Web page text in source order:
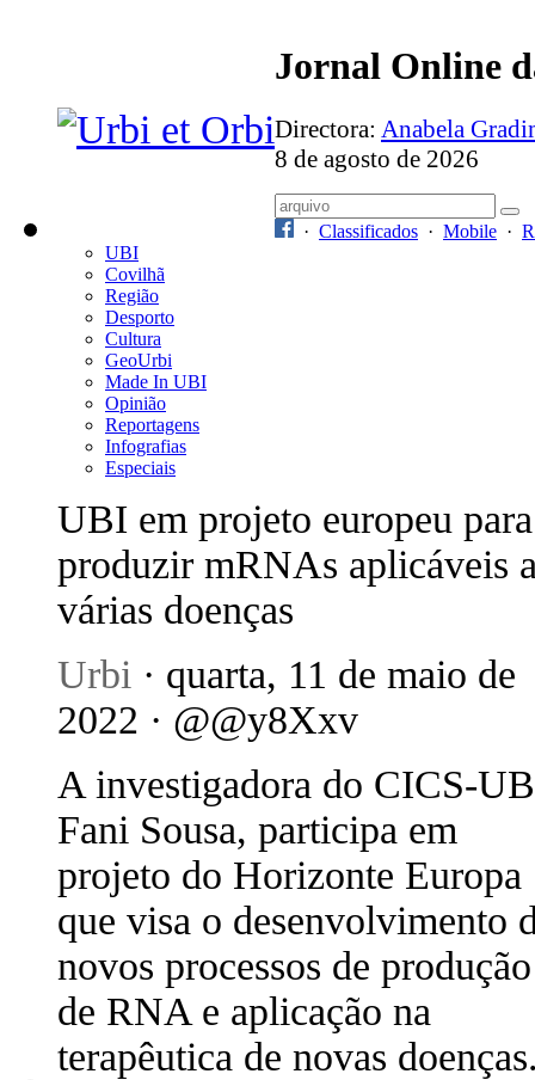
Jornal Online
Directora: Anabela
8 de agosto de 2026
· Classificados · Mobile ·
UBI
Covilhã
Região
Desporto
Cultura
GeoUrbi
Made In UBI
Opinião
Reportagens
Infografias
Especiais
UBI em projeto europeu para
produzir mRNAs aplicáveis
várias doenças
Urbi · quarta, 11 de maio de
2022 · @@y8Xxv
A investigadora do CICS-
Fani Sousa, participa em
projeto do Horizonte Europa
que visa o desenvolvimento
novos processos de produção
de RNA e aplicação na
terapêutica de novas